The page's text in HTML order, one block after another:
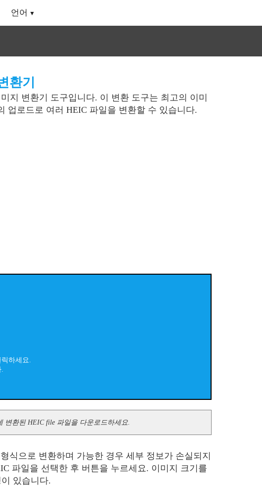
언어
환기
지 변환기 도구입니다. 이 변환 도구는 최고의 이미
업로드로 여러 HEIC 파일을 변환할 수 있습니다.
하세요.
.
변환된 HEIC file 파일을 다운로드하세요.
식으로 변환하며 가능한 경우 세부 정보가 손실되지
파일을 선택한 후 버튼을 누르세요. 이미지 크기를
있습니다.